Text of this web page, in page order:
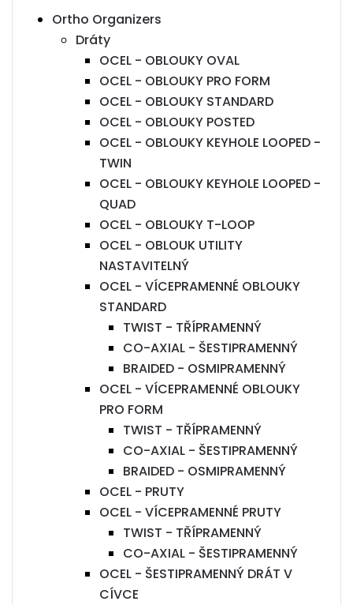
Ortho Organizers
Dráty
OCEL - OBLOUKY OVAL
OCEL - OBLOUKY PRO FORM
OCEL - OBLOUKY STANDARD
OCEL - OBLOUKY POSTED
OCEL - OBLOUKY KEYHOLE LOOPED -
TWIN
OCEL - OBLOUKY KEYHOLE LOOPED -
QUAD
OCEL - OBLOUKY T-LOOP
OCEL - OBLOUK UTILITY
NASTAVITELNÝ
OCEL - VÍCEPRAMENNÉ OBLOUKY
STANDARD
TWIST - TŘÍPRAMENNÝ
CO-AXIAL - ŠESTIPRAMENNÝ
BRAIDED - OSMIPRAMENNÝ
OCEL - VÍCEPRAMENNÉ OBLOUKY
PRO FORM
TWIST - TŘÍPRAMENNÝ
CO-AXIAL - ŠESTIPRAMENNÝ
BRAIDED - OSMIPRAMENNÝ
OCEL - PRUTY
OCEL - VÍCEPRAMENNÉ PRUTY
TWIST - TŘÍPRAMENNÝ
CO-AXIAL - ŠESTIPRAMENNÝ
OCEL - ŠESTIPRAMENNÝ DRÁT V
CÍVCE